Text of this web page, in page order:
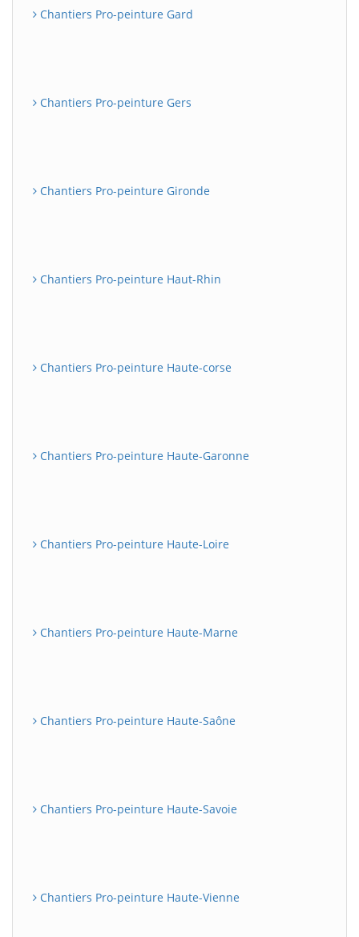
Chantiers Pro-peinture Gard
Chantiers Pro-peinture Gers
Chantiers Pro-peinture Gironde
Chantiers Pro-peinture Haut-Rhin
Chantiers Pro-peinture Haute-corse
Chantiers Pro-peinture Haute-Garonne
Chantiers Pro-peinture Haute-Loire
Chantiers Pro-peinture Haute-Marne
Chantiers Pro-peinture Haute-Saône
Chantiers Pro-peinture Haute-Savoie
Chantiers Pro-peinture Haute-Vienne